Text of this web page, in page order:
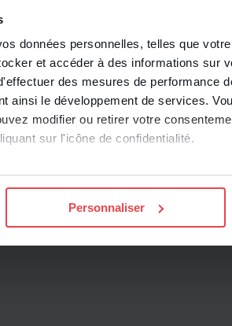
données personnelles, telles que
et accéder à des informations sur
des mesures de performance
ainsi le développement de services.
modifier ou retirer votre
sur l'icône de confidentialité.
:
activement pour en relever les
Personnaliser